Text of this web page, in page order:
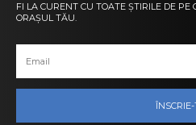
FI LA CURENT CU TOATE ȘTIRILE DE
ORAȘUL TĂU.